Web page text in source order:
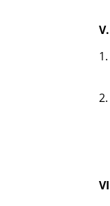
1.
2.